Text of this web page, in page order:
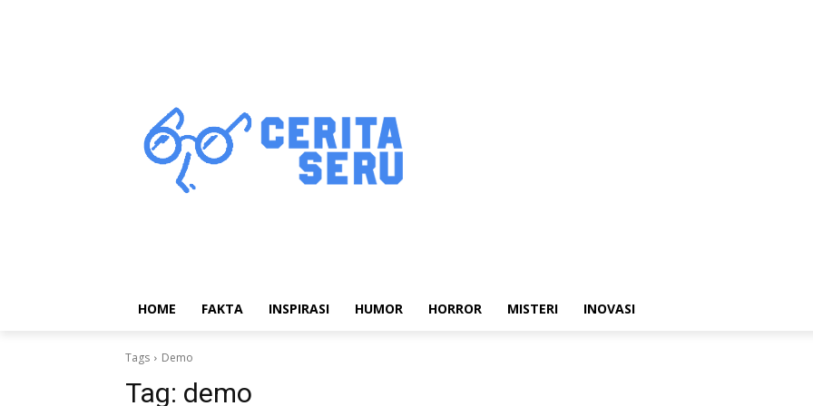
HOME FAKTA INSPIRASI HUMOR HORROR MISTERI INOVASI
Tags Demo
Tag: demo